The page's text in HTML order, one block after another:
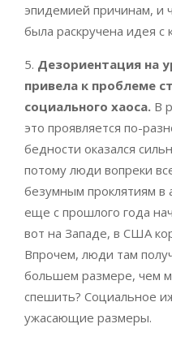
эпидемией причинам, и
была раскручена идея с
5. Дезориентация на
привела к проблеме
социального хаоса. В
это проявляется по-
бедности оказался
потому люди вопреки
безумным проклятиям в
еще с прошлого года
вот на Западе, в США
Впрочем, люди там
большем размере, чем
спешить? Социальное
ужасающие размеры.